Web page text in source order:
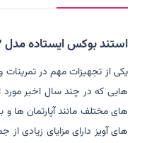
استند بوکس ایستاده مدل G-073
یکی از تجهیزات مهم در
هایی که در چند سال اخیر
های مختلف مانند آپارتمان